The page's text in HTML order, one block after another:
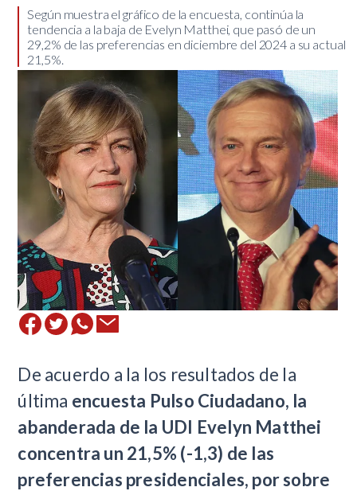
​Según muestra el gráfico de la encuesta, continúa la
tendencia a la baja de Evelyn Matthei, que pasó de un
29,2% de las preferencias en diciembre del 2024 a su actual
21,5%.
De acuerdo a la los resultados de la
última encuesta Pulso Ciudadano, la
abanderada de la UDI Evelyn Matthei
concentra un 21,5% (-1,3) de las
preferencias presidenciales, por sobre